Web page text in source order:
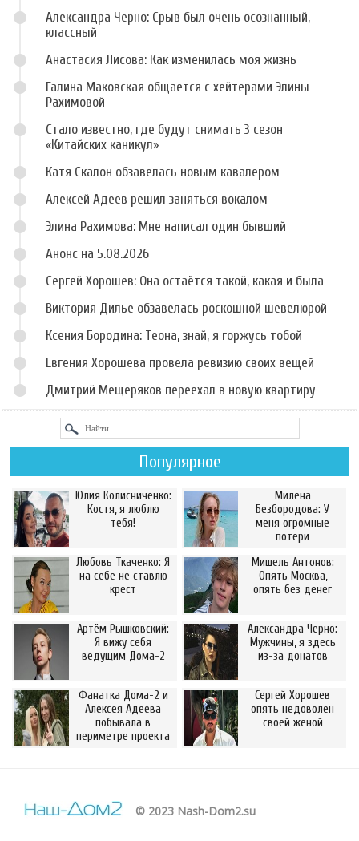
Александра Черно: Срыв был очень осознанный,
классный
Анастасия Лисова: Как изменилась моя жизнь
Галина Маковская общается с хейтерами Элины
Рахимовой
Стало известно, где будут снимать 3 сезон
«Китайских каникул»
Катя Скалон обзавелась новым кавалером
Алексей Адеев решил заняться вокалом
Элина Рахимова: Мне написал один бывший
Анонс на 5.08.2026
Сергей Хорошев: Она остаётся такой, какая и была
Виктория Дилье обзавелась роскошной шевелюрой
Ксения Бородина: Теона, знай, я горжусь тобой
Евгения Хорошева провела ревизию своих вещей
Дмитрий Мещеряков переехал в новую квартиру
Популярное
Юлия Колисниченко:
Костя, я люблю
тебя!
Милена
Безбородова: У
меня огромные
потери
Любовь Ткаченко: Я
на себе не ставлю
крест
Мишель Антонов:
Опять Москва,
опять без денег
Артём Рышковский:
Я вижу себя
ведущим Дома-2
Александра Черно:
Мужчины, я здесь
из-за донатов
Фанатка Дома-2 и
Алексея Адеева
побывала в
периметре проекта
Сергей Хорошев
опять недоволен
своей женой
© 2023 Nash-Dom2.su